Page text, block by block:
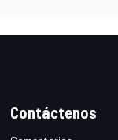
Contáctenos